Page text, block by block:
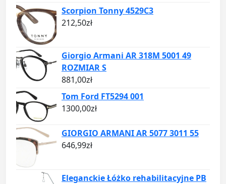
Scorpion Tonny 4529C3
212,50zł
Giorgio Armani AR 318M 5001 49
ROZMIAR S
881,00zł
Tom Ford FT5294 001
1300,00zł
GIORGIO ARMANI AR 5077 3011 55
646,99zł
Eleganckie Łóżko rehabilitacyjne PB